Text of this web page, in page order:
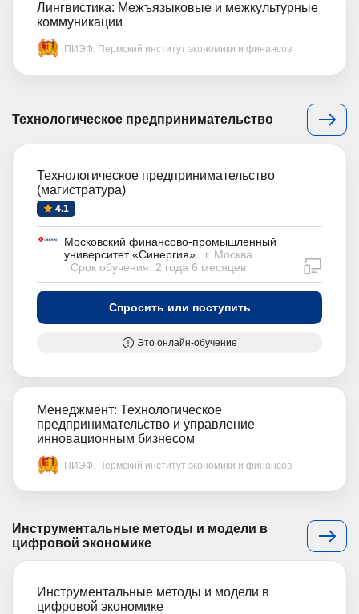
Лингвистика: Межъязыковые и межкультурные
коммуникации
ПИЭФ. Пермский институт экономики и финансов
Технологическое предпринимательство
Технологическое предпринимательство
(магистратура)
4.1
Московский финансово-промышленный
университет «Синергия»
г. Москва
Срок обучения: 2 года 6 месяцев
Спросить или поступить
Это онлайн-обучение
Менеджмент: Технологическое
предпринимательство и управление
инновационным бизнесом
ПИЭФ. Пермский институт экономики и финансов
Инструментальные методы и модели в
цифровой экономике
Инструментальные методы и модели в
цифровой экономике